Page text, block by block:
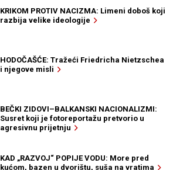
KRIKOM PROTIV NACIZMA: Limeni doboš koji
razbija velike ideologije
HODOČAŠĆE: Tražeći Friedricha Nietzschea
i njegove misli
BEČKI ZIDOVI–BALKANSKI NACIONALIZMI:
Susret koji je fotoreportažu pretvorio u
agresivnu prijetnju
KAD „RAZVOJ“ POPIJE VODU: More pred
kućom, bazen u dvorištu, suša na vratima